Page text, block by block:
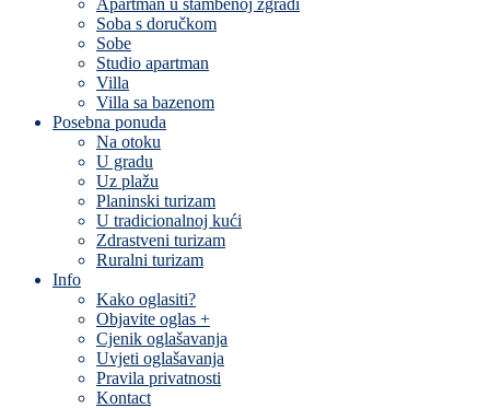
Apartman u stambenoj zgradi
Soba s doručkom
Sobe
Studio apartman
Villa
Villa sa bazenom
Posebna ponuda
Na otoku
U gradu
Uz plažu
Planinski turizam
U tradicionalnoj kući
Zdrastveni turizam
Ruralni turizam
Info
Kako oglasiti?
Objavite oglas +
Cjenik oglašavanja
Uvjeti oglašavanja
Pravila privatnosti
Kontact